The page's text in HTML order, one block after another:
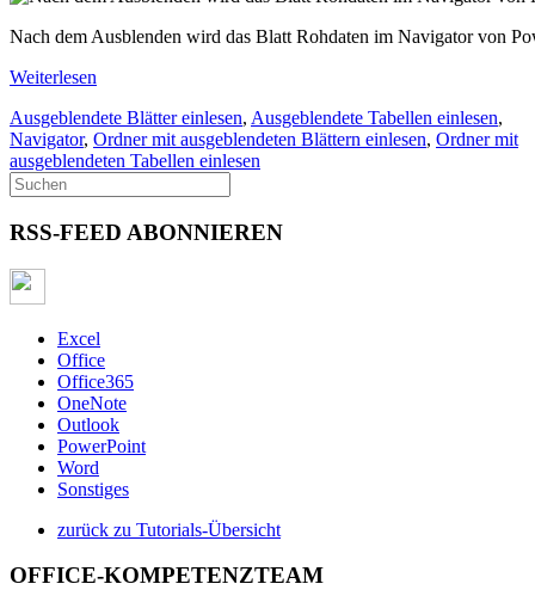
Nach dem Ausblenden wird das Blatt Rohdaten im Navigator von
Weiterlesen
Ausgeblendete Blätter einlesen, Ausgeblendete Tabellen einlesen,
Navigator, Ordner mit ausgeblendeten Blättern einlesen, Ordner mit
ausgeblendeten Tabellen einlesen
RSS-FEED ABONNIEREN
Excel
Office
Office365
OneNote
Outlook
PowerPoint
Word
Sonstiges
zurück zu Tutorials-Übersicht
OFFICE-KOMPETENZTEAM